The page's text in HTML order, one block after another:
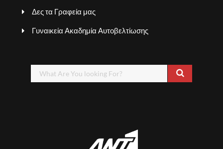
Δες τα Γραφεία μας
Γυναικεία Ακαδημία Αυτοβελτίωσης